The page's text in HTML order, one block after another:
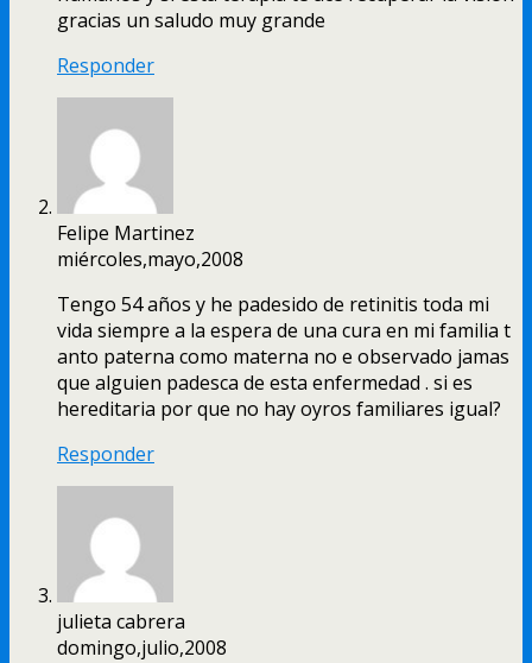
gracias un saludo muy grande
Responder
Felipe Martinez
miércoles,mayo,2008
Tengo 54 años y he padesido de retinitis toda mi
vida siempre a la espera de una cura en mi familia t
anto paterna como materna no e observado jamas
que alguien padesca de esta enfermedad . si es
hereditaria por que no hay oyros familiares igual?
Responder
julieta cabrera
domingo,julio,2008